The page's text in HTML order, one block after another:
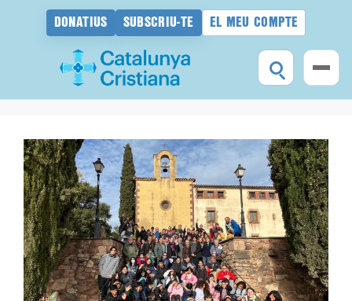
DONATIUS SUBSCRIU-TE EL MEU COMPTE
contingut